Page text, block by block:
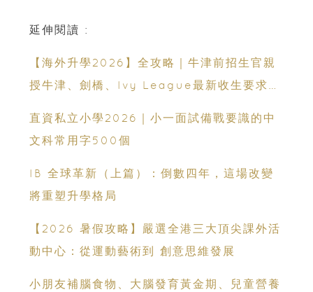
延伸閱讀 :
【海外升學2026】全攻略｜牛津前招生官親
授牛津、劍橋、Ivy League最新收生要求｜
直資私立小學2026｜小一面試備戰要識的中
文科常用字500個
IB 全球革新（上篇）：倒數四年，這場改變
將重塑升學格局
【2026 暑假攻略】嚴選全港三大頂尖課外活
動中心：從運動藝術到 創意思維發展
小朋友補腦食物、大腦發育黃金期、兒童營養